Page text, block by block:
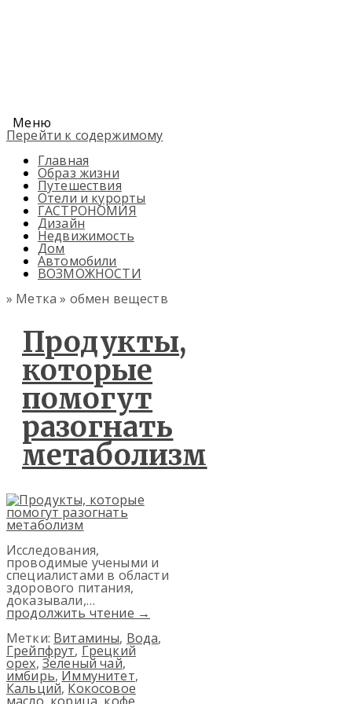
Меню
Перейти к содержимому
Главная
Образ жизни
Путешествия
Отели и курорты
ГАСТРОНОМИЯ
Дизайн
Недвижимость
Дом
Автомобили
ВОЗМОЖНОСТИ
» Метка » обмен веществ
Продукты,
которые
помогут
разогнать
метаболизм
Исследования,
проводимые учеными и
специалистами в области
здорового питания,
доказывали,…
продолжить чтение →
Метки: Витамины, Вода,
Грейпфрут, Грецкий
орех, Зеленый чай,
имбирь, Иммунитет,
Кальций, Кокосовое